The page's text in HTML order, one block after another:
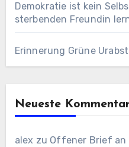
Demokratie ist kein
sterbenden Freundin
Erinnerung Grüne
Neueste
alex zu Offener Brief